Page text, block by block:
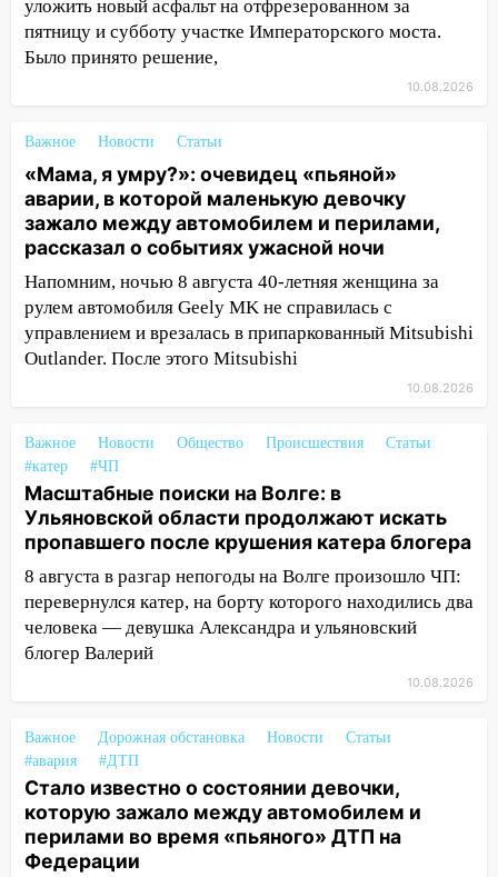
Ульяновской области продолжают
искать пропавшего после крушения
девочки, которую зажало между
автомобилем и перилами во время
«пьяного» ДТП на Федерации
11:29 Сергей Клопков назначен
начальником управления
административно-технического
контроля администрации Ульяновска
11:12 В Ульяновской области в огне
погиб один человек
ранения после атаки беспилотников на
Нижнекамск
10:51
В Ульяновской области
перехвачены четыре беспилотника
10:15 Соцсети: мотоциклист врезался в
«Калину» в Новом городе
10:11 Во время атаки беспилотников в
Нижнекамске погибли люди: в
месячной нормы осадков и упало 111
деревьев в Ульяновске
10:00 В Кузоватово ураганный ветер
повредил кровли районного дома
культуры и школы
уложить новый асфальт на отфрезерованном за
пятницу и субботу участке Императорского моста.
Было принято решение,
10.08.2026
Важное Новости Статьи
«Мама, я умру?»: очевидец «пьяной»
аварии, в которой маленькую девочку
зажало между автомобилем и перилами,
рассказал о событиях ужасной ночи
Напомним, ночью 8 августа 40-летняя женщина за
рулем автомобиля Geely MK не справилась с
управлением и врезалась в припаркованный Mitsubishi
Outlander. После этого Mitsubishi
10.08.2026
Важное Новости Общество Происшествия
Статьи
#катер
#ЧП
Масштабные поиски на Волге: в
Ульяновской области продолжают искать
пропавшего после крушения катера блогера
8 августа в разгар непогоды на Волге произошло ЧП:
перевернулся катер, на борту которого находились два
человека — девушка Александра и ульяновский
блогер Валерий
10.08.2026
Важное Дорожная обстановка Новости
Статьи
#авария
#ДТП
Стало известно о состоянии девочки,
которую зажало между автомобилем и
перилами во время «пьяного» ДТП на
Федерации